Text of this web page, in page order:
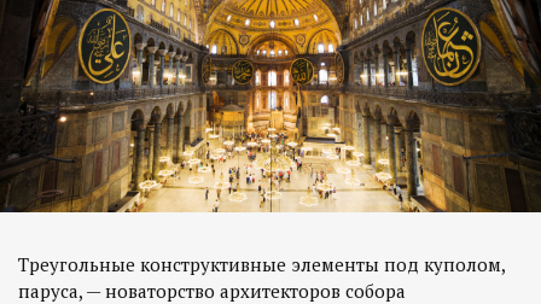
Треугольные конструктивные элементы под куполом,
паруса, — новаторство архитекторов собора